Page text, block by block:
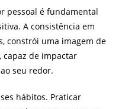
pessoal é fundamental
A consistência em
constrói uma imagem de
capaz de impactar
seu redor.
hábitos. Praticar